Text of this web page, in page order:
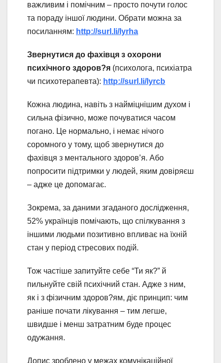
важливим і помічним – просто почути голос
та пораду іншої людини. Обрати можна за
посиланням: http://surl.li/lyrha
Звернутися до фахівця з охорони
психічного здоров?я (психолога, психіатра
чи психотерапевта): http://surl.li/lyrcb
Кожна людина, навіть з найміцнішим духом і
сильна фізично, може почуватися часом
погано. Це нормально, і немає нічого
соромного у тому, щоб звернутися до
фахівця з ментального здоров’я. Або
попросити підтримки у людей, яким довіряєш
– адже це допомагає.
Зокрема, за даними згаданого дослідження,
52% українців помічають, що спілкування з
іншими людьми позитивно впливає на їхній
стан у період стресових подій.
Тож частіше запитуйте себе “Ти як?” й
пильнуйте свій психічний стан. Адже з ним,
як і з фізичним здоров?ям, діє принцип: чим
раніше почати лікування – тим легше,
швидше і менш затратним буде процес
одужання.
Допис зроблено у межах комунікаційної